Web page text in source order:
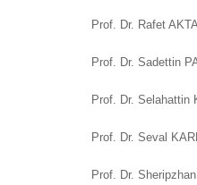
Prof. Dr. Rafet
Prof. Dr. Sadettin
Prof. Dr. Selahattin
Prof. Dr. Seval
Prof. Dr.